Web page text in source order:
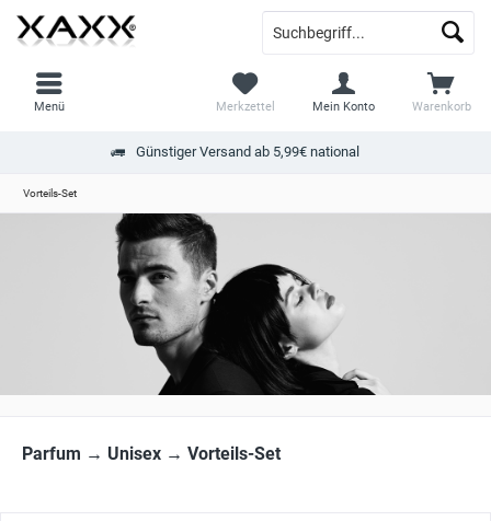
Günstiger Versand ab 5,99€ national
Warenkorb
Merkzettel Mein Konto
Menü
Vorteils-Set
Parfum → Unisex → Vorteils-Set